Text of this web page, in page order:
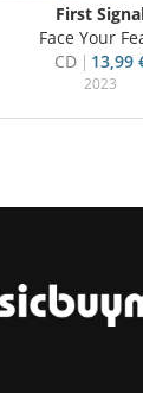
First
Face Your
CD
13,99
2023